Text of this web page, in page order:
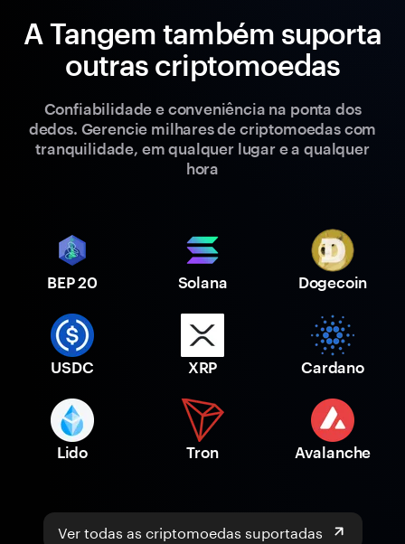
A Tangem também suporta
outras criptomoedas
Confiabilidade e conveniência na ponta dos
dedos. Gerencie milhares de criptomoedas com
tranquilidade, em qualquer lugar e a qualquer
hora
BEP 20 Solana Dogecoin
USDC XRP Cardano
Lido Tron Avalanche
Ver todas as criptomoedas suportadas